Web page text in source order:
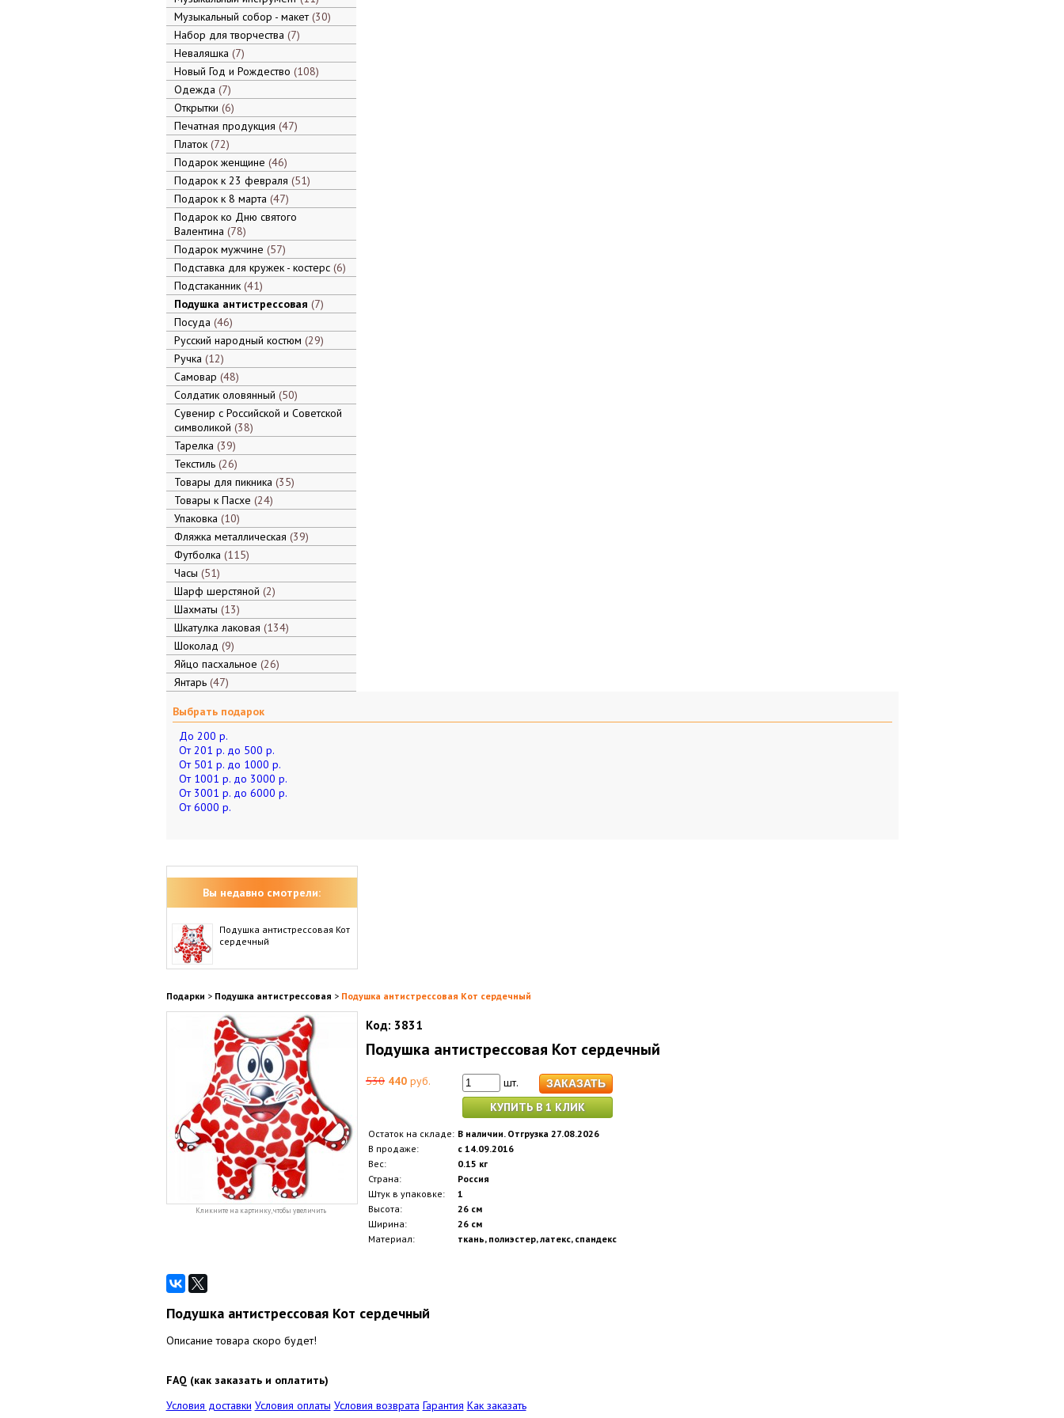
Музыкальный собор - макет 30
Набор для творчества 7
Неваляшка 7
Новый Год и Рождество 108
Одежда 7
Открытки 6
Печатная продукция 47
Платок 72
Подарок женщине 46
Подарок к 23 февраля 51
Подарок к 8 марта 47
Подарок ко Дню святого
Валентина 78
Подарок мужчине 57
Подставка для кружек - костерс 6
Подстаканник 41
Подушка антистрессовая 7
Посуда 46
Русский народный костюм 29
Ручка 12
Самовар 48
Солдатик оловянный 50
Сувенир с Российской и Советской
символикой 38
Тарелка 39
Текстиль 26
Товары для пикника 35
Товары к Пасхе 24
Упаковка 10
Фляжка металлическая 39
Футболка 115
Часы 51
Шарф шерстяной 2
Шахматы 13
Шкатулка лаковая 134
Шоколад 9
Яйцо пасхальное 26
Янтарь 47
Выбрать подарок
До 200 р.
От 201 р. до 500 р.
От 501 р. до 1000 р.
От 1001 р. до 3000 р.
От 3001 р. до 6000 р.
От 6000 р.
Вы недавно смотрели:
Подушка антистрессовая Кот
сердечный
Подарки > Подушка антистрессовая > Подушка антистрессовая Кот сердечный
Кликните на картинку, чтобы увеличить
Код: 3831
Подушка антистрессовая Кот сердечный
530 440руб.
шт.
КУПИТЬ В 1 КЛИК
Остаток на складе: В наличии. Отгрузка 27.08.2026
В продаже:
с 14.09.2016
Вес:
0.15 кг
Страна:
Россия
Штук в упаковке:
1
Высота:
26 см
Ширина:
26 см
Материал:
ткань, полиэстер, латекс, спандекс
Подушка антистрессовая Кот сердечный
Описание товара скоро будет!
FAQ (как заказать и оплатить)
Условия доставки Условия оплаты Условия возврата Гарантия Как заказать